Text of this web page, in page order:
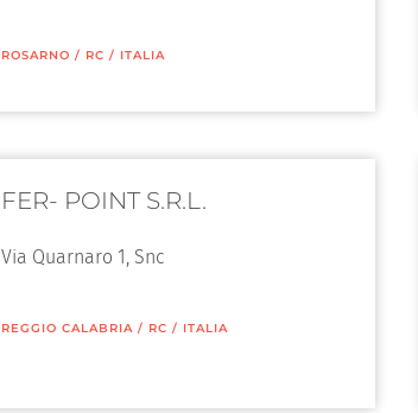
ROSARNO / RC / ITALIA
FER- POINT S.R.L.
Via Quarnaro 1, Snc
REGGIO CALABRIA / RC / ITALIA